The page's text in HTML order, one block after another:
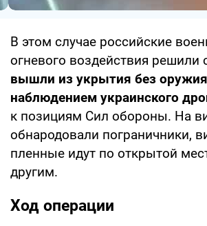
В этом случае российские
огневого воздействия решили
вышли из укрытия без
наблюдением украинского
к позициям Сил обороны. На
обнародовали пограничники,
пленные идут по открытой
другим.
Ход операции